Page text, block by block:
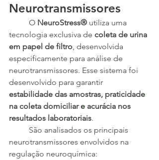
Neurotransmissores
	O
NeuroStress® utiliza uma
tecnologia exclusiva de coleta de urina
em papel de filtro , desenvolvida
especificamente para análise de
neurotransmissores. Esse sistema foi
desenvolvido para garantir
estabilidade das amostras, praticidade
na coleta domiciliar e acurácia nos
resultados laboratoriais.
neurotransmissores envolvidos na
regulação neuroquímica: